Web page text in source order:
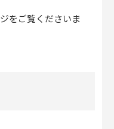
をご覧くださいま